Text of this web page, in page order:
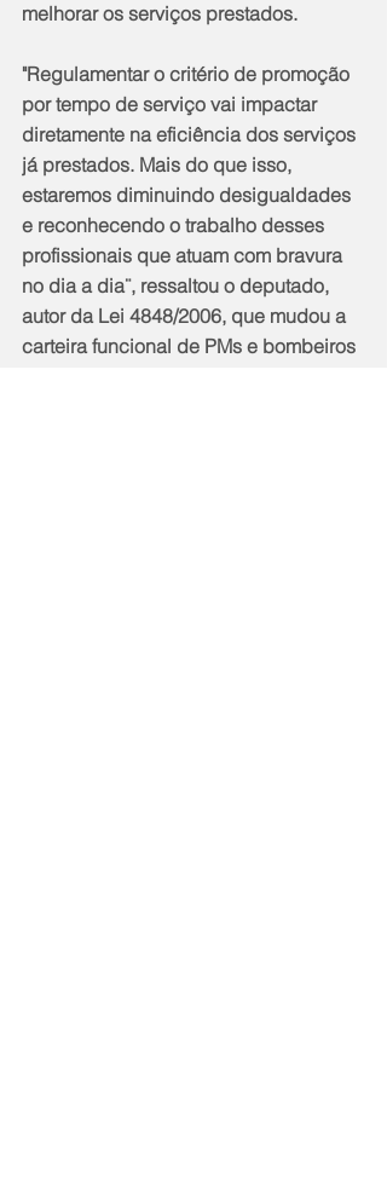
melhorar os serviços prestados.
"Regulamentar o critério de promoção
por tempo de serviço vai impactar
diretamente na eficiência dos serviços
já prestados. Mais do que isso,
estaremos diminuindo desigualdades
e reconhecendo o trabalho desses
profissionais que atuam com bravura
no dia a dia¨, ressaltou o deputado,
autor da Lei 4848/2006, que mudou a
carteira funcional de PMs e bombeiros